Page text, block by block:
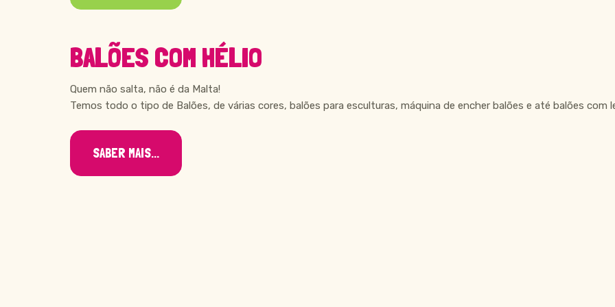
BALÕES COM HÉLIO
Quem não salta, não é da Malta!
Temos todo o tipo de Balões, de várias cores, balões para esculturas, máquina de encher balões e até balões com
SABER MAIS...